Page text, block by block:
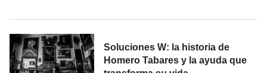
Soluciones W: la historia de
Homero Tabares y la ayuda que